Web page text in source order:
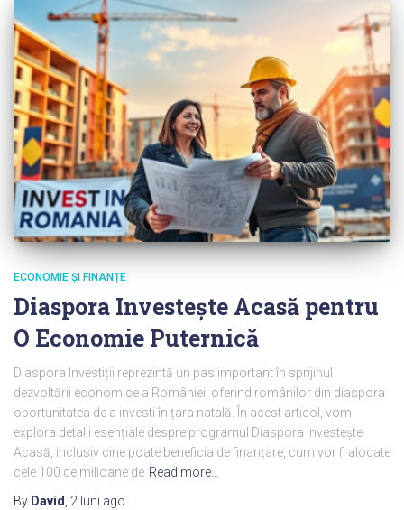
ECONOMIE ȘI FINANȚE
Diaspora Investește Acasă pentru
O Economie Puternică
Diaspora Investiții reprezintă un pas important în sprijinul
dezvoltării economice a României, oferind românilor din diaspora
oportunitatea de a investi în țara natală. În acest articol, vom
explora detalii esențiale despre programul Diaspora Investește
Acasă, inclusiv cine poate beneficia de finanțare, cum vor fi alocate
cele 100 de milioane de Read more…
By David, 2 luni ago